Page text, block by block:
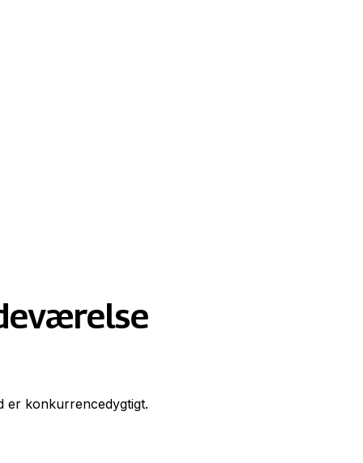
er konkurrencedygtigt.